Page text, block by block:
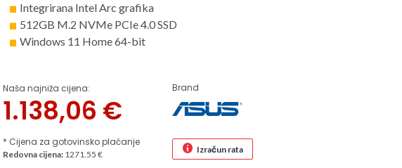
Integrirana Intel Arc grafika
512GB M.2 NVMe PCIe 4.0 SSD
Windows 11 Home 64-bit
Naša najniža cijena:
1.138,06 €
* Cijena za gotovinsko plaćanje
Brand
Redovna cijena: 1271.55 € Izračun rata